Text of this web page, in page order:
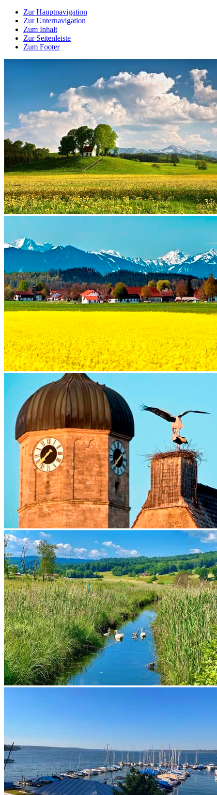
Zur Hauptnavigation
Zur Unternavigation
Zum Inhalt
Zur Seitenleiste
Zum Footer